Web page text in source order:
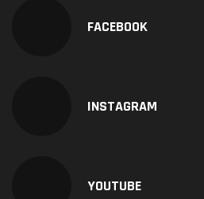
FACEBOOK
INSTAGRAM
YOUTUBE